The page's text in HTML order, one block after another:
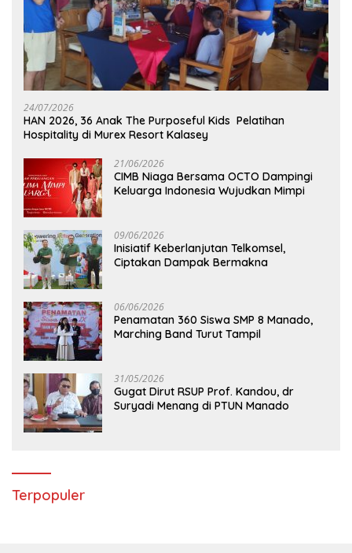
24/07/2026
HAN 2026, 36 Anak The Purposeful Kids Pelatihan
Hospitality di Murex Resort Kalasey
21/06/2026
CIMB Niaga Bersama OCTO Dampingi
Keluarga Indonesia Wujudkan Mimpi
09/06/2026
Inisiatif Keberlanjutan Telkomsel,
Ciptakan Dampak Bermakna
06/06/2026
Penamatan 360 Siswa SMP 8 Manado,
Marching Band Turut Tampil
31/05/2026
Gugat Dirut RSUP Prof. Kandou, dr
Suryadi Menang di PTUN Manado
Terpopuler